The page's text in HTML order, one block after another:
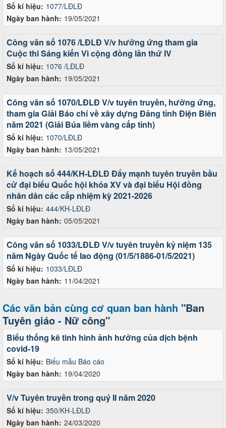
Số kí hiệu: 1077/LĐLĐ
Ngày ban hành: 19/05/2021
Số kí hiệu: 1076 /LĐLĐ
Ngày ban hành: 19/05/2021
Công văn số 1076 /LĐLĐ V/v hưởng ứng tham gia
Cuộc thi Sáng kiến Vì cộng đồng lần thứ IV
Số kí hiệu: 1070/LĐLĐ
Ngày ban hành: 13/05/2021
Công văn số 1070/LĐLĐ V/v tuyên truyền, hưởng ứng,
tham gia Giải Báo chí về xây dựng Đảng tỉnh Điện Biên
năm 2021 (Giải Búa liềm vàng cấp tỉnh)
Số kí hiệu: 444/KH-LĐLĐ
Ngày ban hành: 05/05/2021
Kế hoạch số 444/KH-LĐLĐ Đẩy mạnh tuyên truyền bầu
cử đại biểu Quốc hội khóa XV và đại biểu Hội đồng
nhân dân các cấp nhiệm kỳ 2021-2026
Số kí hiệu: 1033/LĐLĐ
Ngày ban hành: 11/04/2021
Công văn số 1033/LĐLĐ V/v tuyên truyền kỷ niệm 135
năm Ngày Quốc tế lao động (01/5/1886-01/5/2021)
Các văn bản cùng cơ quan ban hành "Ban
Tuyên giáo - Nữ công"
Số kí hiệu: Biểu mẫu Báo cáo
Ngày ban hành: 19/04/2020
Biểu thống kê tình hình ảnh hưởng của dịch bệnh
covid-19
Số kí hiệu: 350/KH-LĐLĐ
Ngày ban hành: 24/03/2020
V/v Tuyên truyền trong quý II năm 2020